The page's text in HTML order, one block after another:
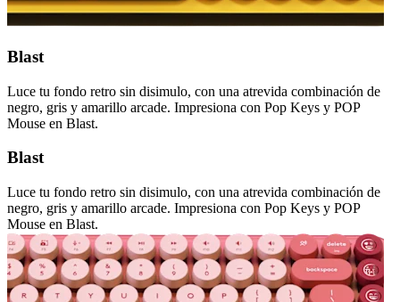
Blast
Luce tu fondo retro sin disimulo, con una atrevida combinación de
negro, gris y amarillo arcade. Impresiona con Pop Keys y POP
Mouse en Blast.
Blast
Luce tu fondo retro sin disimulo, con una atrevida combinación de
negro, gris y amarillo arcade. Impresiona con Pop Keys y POP
Mouse en Blast.